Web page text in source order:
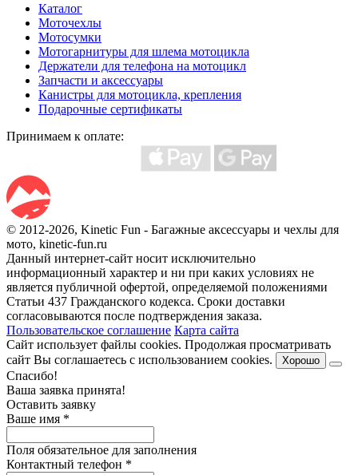
Каталог
Моточехлы
Мотосумки
Мотогарнитуры для шлема мотоцикла
Держатели для телефона на мотоцикл
Запчасти и аксессуары
Канистры для мотоцикла, крепления
Подарочные сертификаты
Принимаем к оплате:
© 2012-2026, Kinetic Fun - Багажные аксессуары и чехлы для
мото, kinetic-fun.ru
Данный интернет-сайт носит исключительно
информационный характер и ни при каких условиях не
является публичной офертой, определяемой положениями
Статьи 437 Гражданского кодекса. Сроки доставки
согласовываются после подтверждения заказа.
Пользовательское соглашение Карта сайта
Сайт использует файлы cookies. Продолжая просматривать
сайт Вы соглашаетесь с использованием cookies.
Хорошо
Спасибо!
Ваша заявка принята!
Оставить заявку
Ваше имя *
Поля обязательное для заполнения
Контактный телефон *